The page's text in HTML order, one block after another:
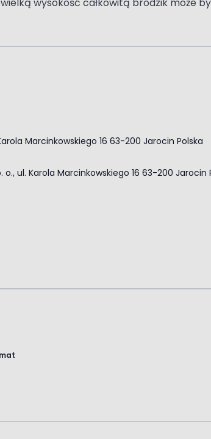
Marcinkowskiego 16 63-200 Jarocin Polska
o., ul. Karola Marcinkowskiego 16 63-200 Jarocin